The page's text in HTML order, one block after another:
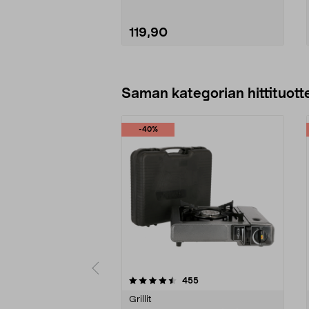
119,90
Saman kategorian
-40%
455arvostelut
Grillit
4.5 viidestä